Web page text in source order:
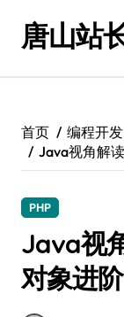
唐山站
首页 编程开发
Java视角解
PHP
Java视
对象进阶